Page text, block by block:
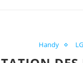
Handy LG